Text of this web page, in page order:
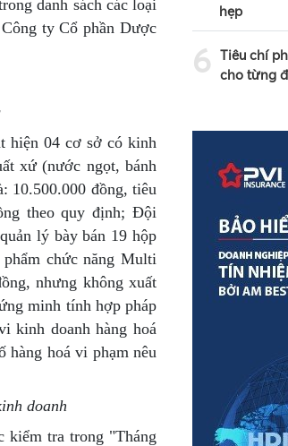
danh sách các loại
ty Cổ phần Dược
hiện 04 cơ sở có kinh
xứ (nước ngọt, bánh
10.500.000 đồng, tiêu
theo quy định; Đội
lý bày bán 19 hộp
chức năng Multi
nhưng không xuất
minh tính hợp pháp
kinh doanh hàng hoá
hàng hoá vi phạm nêu
doanh
kiểm tra trong "Tháng
hẹp
6 Tiêu chí
cho từng